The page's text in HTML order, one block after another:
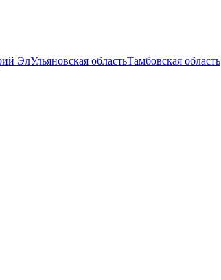
ЭлУльяновская областьТамбовская область